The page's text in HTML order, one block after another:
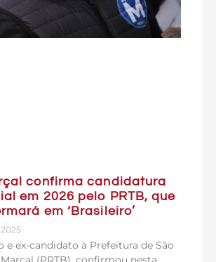
confirma candidatura
em 2026 pelo PRTB, que
em ‘Brasileiro’
e ex-candidato à Prefeitura de São